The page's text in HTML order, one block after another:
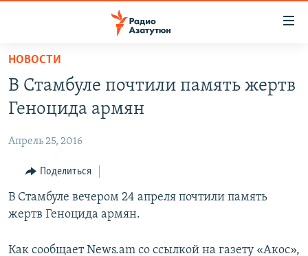
Перейти
основному
содержанию
навигации
Перейти
ОБЩЕСТВО
ЭКОНОМИКА
РЕГИОН
НАГОРНЫЙ КАРАБАХ
КУЛЬТУРА
НОВОСТИ
В Стамбуле почтили память жертв
Геноцида армян
Апрель 25, 2016
Поделиться
В Стамбуле вечером 24 апреля почтили память
жертв Геноцида армян.
Как сообщает News.am со ссылкой на газету «Акос»,